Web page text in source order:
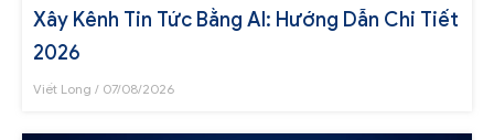
Xây Kênh Tin Tức Bằng AI: Hướng Dẫn Chi Tiết
2026
Viết Long 07/08/2026